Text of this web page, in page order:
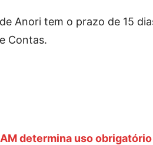
Anori tem o prazo de 15
Contas.
determina uso